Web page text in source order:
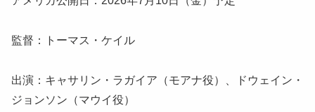
監督：トーマス・ケイル
出演：キャサリン・ラガイア（モアナ役）、ドウェイン・
ジョンソン（マウイ役）